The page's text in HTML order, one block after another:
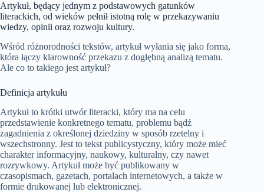
Artykuł, będący jednym z podstawowych gatunków
literackich, od wieków pełnił istotną rolę w przekazywaniu
wiedzy, opinii oraz rozwoju kultury.
Wśród różnorodności tekstów, artykuł wyłania się jako forma,
która łączy klarowność przekazu z dogłębną analizą tematu.
Ale co to takiego jest artykuł?
Definicja artykułu
Artykuł to krótki utwór literacki, który ma na celu
przedstawienie konkretnego tematu, problemu bądź
zagadnienia z określonej dziedziny w sposób rzetelny i
wszechstronny. Jest to tekst publicystyczny, który może mieć
charakter informacyjny, naukowy, kulturalny, czy nawet
rozrywkowy. Artykuł może być publikowany w
czasopismach, gazetach, portalach internetowych, a także w
formie drukowanej lub elektronicznej.